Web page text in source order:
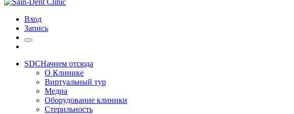
Вход
Запись
SDCНачнем отсюда
О Клинике
Виртуальный тур
Медиа
Оборудование клиники
Стерильность